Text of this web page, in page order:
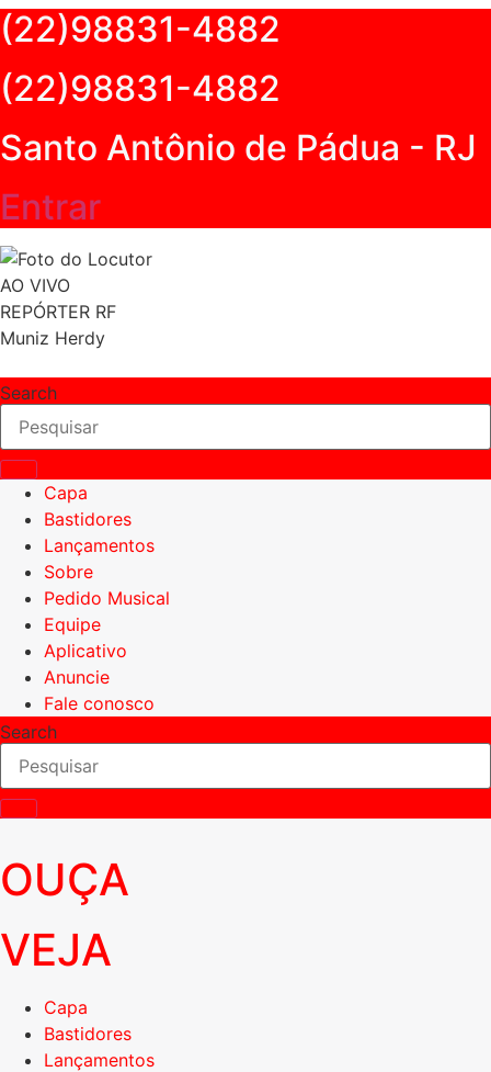
Ir
para
o
conteúdo
(22)98831-4882
(22)98831-4882
Santo Antônio de Pádua - RJ
Entrar
AO VIVO
REPÓRTER RF
Muniz Herdy
Search
Capa
Bastidores
Lançamentos
Sobre
Pedido Musical
Equipe
Aplicativo
Anuncie
Fale conosco
Search
OUÇA
VEJA
Capa
Bastidores
Lançamentos